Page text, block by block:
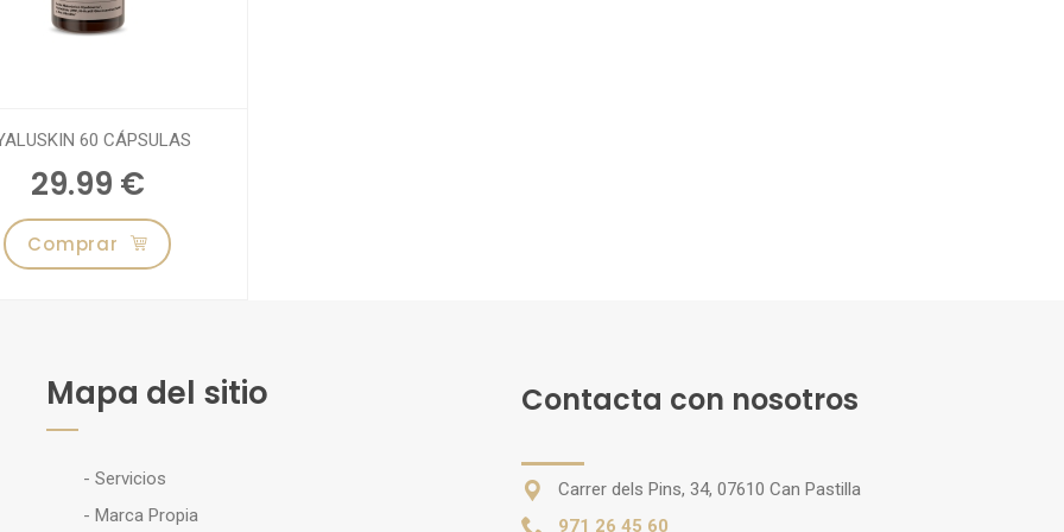
60 CÁPSULAS
29.99 €
Comprar
Mapa del sitio
- Servicios
- Marca Propia
Contacta con nosotros
Carrer dels Pins, 34, 07610 Can Pastilla
971 26 45 60